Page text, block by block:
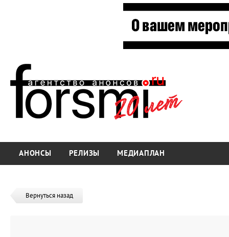
АНОНСЫ РЕЛИЗЫ МЕДИАПЛАН
Вернуться назад